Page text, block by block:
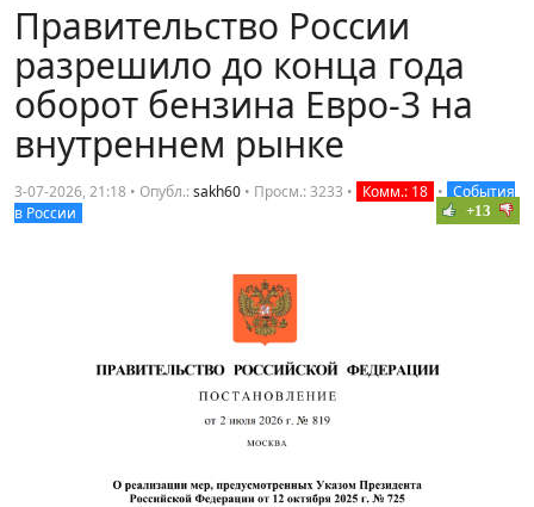
Правительство России
разрешило до конца года
оборот бензина Евро-3 на
внутреннем рынке
3-07-2026, 21:18 • Опубл.:sakh60 • Просм.: 3233 • Комм.: 18 • События
в России
+13